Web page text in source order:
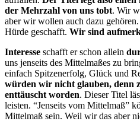
der Mehrzahl von uns tobt. Wir
aber wir wollen auch dazu
Hürde geschafft. Wir sind
Interesse schafft er schon allein
uns jenseits des Mittelmaßes zu
einfach Spitzenerfolg, Glück und
würden wir nicht glauben, denn
enttäuscht worden. Dieser Titel
leisten. “Jenseits vom Mittelmaß”
Mittelmaß sein. Weil wir das aber